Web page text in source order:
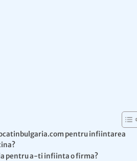
pentru infiintarea
pentru a-ti infiinta o firma?